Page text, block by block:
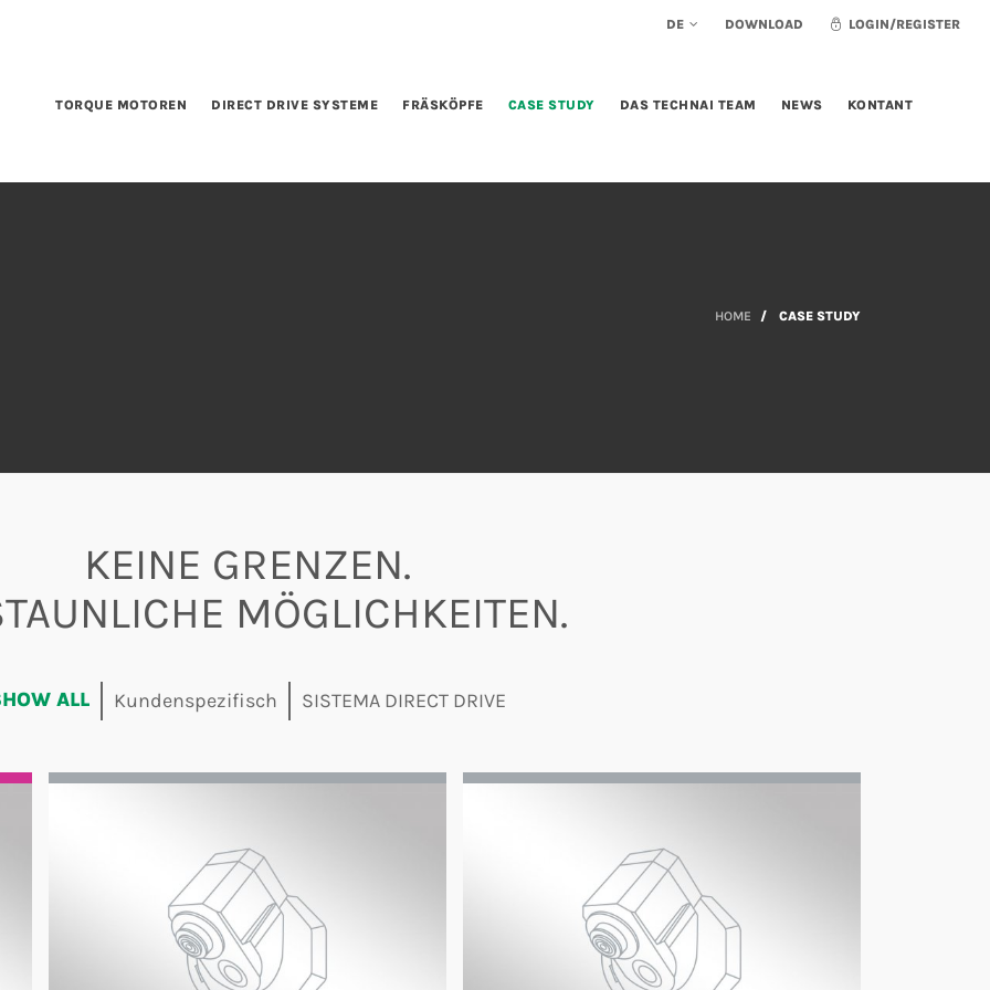
DE DOWNLOAD LOGIN/REGISTER
TORQUE MOTOREN DIRECT DRIVE SYSTEME FRÄSKÖPFE CASE STUDY DAS TECHNAI TEAM NEWS KONTANT
HOME CASE STUDY
KEINE GRENZEN.
MÖGLICHKEITEN.
ALL Kundenspezifisch SISTEMA DIRECT DRIVE